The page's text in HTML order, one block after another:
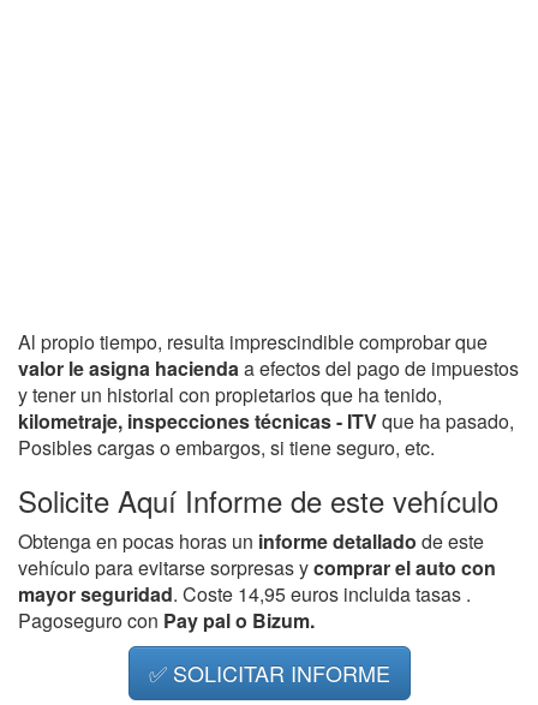
Al propio tiempo, resulta imprescindible comprobar que
valor le asigna haciendaa efectos del pago de impuestos
y tener un historial con propietarios que ha tenido,
kilometraje, inspecciones técnicas - ITVque ha pasado,
Posibles cargas o embargos, si tiene seguro, etc.
Solicite Aquí Informe de este vehículo
Obtenga en pocas horas un informe detallado de este
vehículo para evitarse sorpresas ycomprar el auto con
mayor seguridad. Coste 14,95 euros incluida tasas .
Pagoseguro con Pay pal o Bizum.
✅ SOLICITAR INFORME